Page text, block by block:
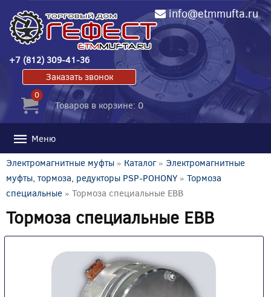
info@etmmufta.ru
+7 (812) 309-41-36
Заказать звонок
0
Товаров в корзине: 0
Меню
Электромагнитные муфты » Каталог» Электромагнитные
муфты, тормоза, редукторы PSP-POHONY » Тормоза
специальные » Тормоза специальные EBB
Тормоза специальные EBB